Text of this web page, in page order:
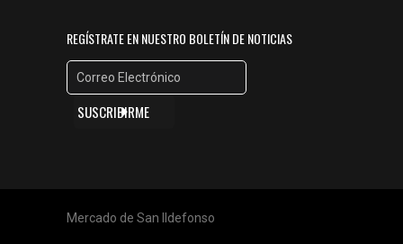
REGÍSTRATE EN NUESTRO BOLETÍN DE NOTICIAS
Mercado de San Ildefonso